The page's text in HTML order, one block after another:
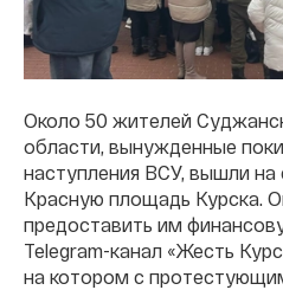
Около 50 жителей
области, вынужденные
наступления ВСУ, вышли на
Красную площадь Курска.
предоставить им
Telegram-канал «Жесть
на котором с